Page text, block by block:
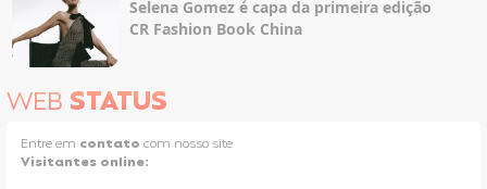
Selena Gomez é capa da primeira edição
CR Fashion Book China
WEB STATUS
Entre em contato com nosso site
Visitantes online: